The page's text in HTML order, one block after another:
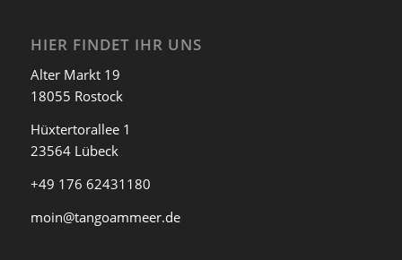
HIER FINDET IHR UNS
Alter Markt 19
18055 Rostock
Hüxtertorallee 1
23564 Lübeck
+49 176 62431180
moin@tangoammeer.de